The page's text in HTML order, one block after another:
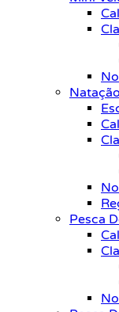
Natação
Pesca